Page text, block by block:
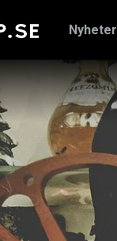
Nyheter